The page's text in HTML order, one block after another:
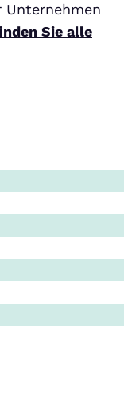
Unternehmen
Sie alle